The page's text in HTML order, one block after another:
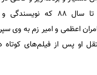
صداگذار ادامه داد تا سال ۸۸
اعظمی و امیر زم به وی
او پس از فیلم‌های کوتاه